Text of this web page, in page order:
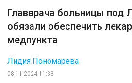
Главврача больницы под
обязали обеспечить
медпункта
08.11.2024 11:33
Лидия Пономарева